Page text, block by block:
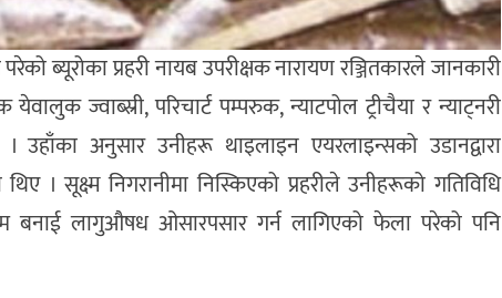
ब्यूरोका प्रहरी नायब उपरीक्षक नारायण रञ्जितकारले जानकारी
ज्वाब्स्री, परिचार्ट पम्परुक, न्याटपोल ट्रीचैया र न्याट्नरी
उहाँका अनुसार उनीहरू थाइलाइन एयरलाइन्सको उडानद्वारा
। सूक्ष्म निगरानीमा निस्किएको प्रहरीले उनीहरूको गतिविधि
लागुऔषध ओसारपसार गर्न लागिएको फेला परेको पनि